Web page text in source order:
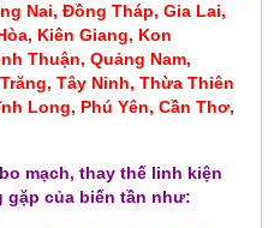
Nai, Đồng Tháp, Gia Lai,
Kiên Giang, Kon
Thuận, Quảng Nam,
Tây Ninh, Thừa Thiên
Long, Phú Yên, Cần Thơ,
mạch, thay thế linh kiện
của biến tần như: